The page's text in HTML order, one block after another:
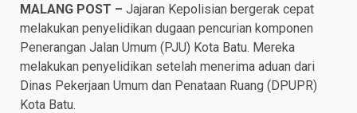
MALANG POST – Jajaran Kepolisian bergerak cepat
melakukan penyelidikan dugaan pencurian komponen
Penerangan Jalan Umum (PJU) Kota Batu. Mereka
melakukan penyelidikan setelah menerima aduan dari
Dinas Pekerjaan Umum dan Penataan Ruang (DPUPR)
Kota Batu.